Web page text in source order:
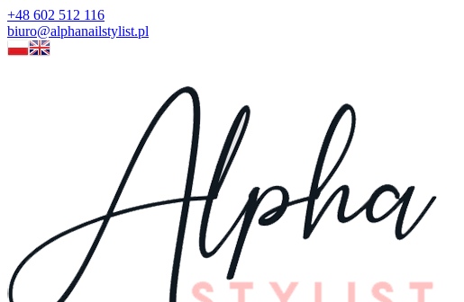
+48 602 512 116
biuro@alphanailstylist.pl